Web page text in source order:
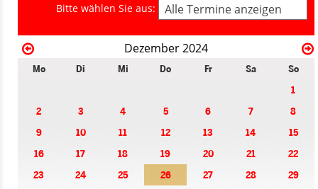
Bitte wählen Sie aus: Alle Termine anzeigen
Dezember 2024
Mo Di Mi Do Fr Sa
So
1
2
3 4 5 6 7
8
9
10 11 12 13 14
15
16
17 18 19 20 21
22
23
24 25 26 27 28
29